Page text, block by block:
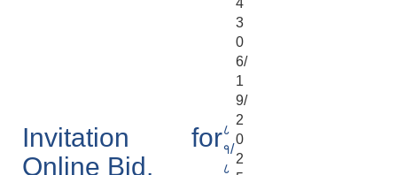
4
3
Invitation for
Online Bid.
८
१/
८
0
6/
1
9/
2
0
2